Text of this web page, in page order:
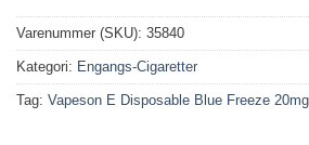
Varenummer (SKU): 35840
Kategori: Engangs-Cigaretter
Tag: Vapeson E Disposable Blue Freeze